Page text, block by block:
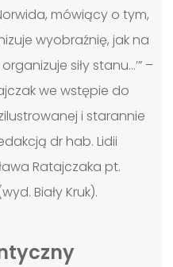
mówiący o tym,
wyobraźnię, jak na
siły stanu…’” –
we wstępie do
i starannie
dr hab. Lidii
Ratajczaka pt.
Biały Kruk).